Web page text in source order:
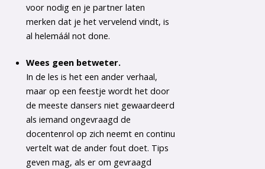
voor nodig en je partner laten
merken dat je het vervelend vindt, is
al helemáál not done.
Wees geen betweter.
In de les is het een ander verhaal,
maar op een feestje wordt het door
de meeste dansers niet gewaardeerd
als iemand ongevraagd de
docentenrol op zich neemt en continu
vertelt wat de ander fout doet. Tips
geven mag, als er om gevraagd